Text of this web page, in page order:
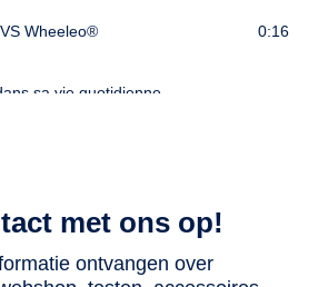
Wheeleo® 0:16
sa vie quotidienne
met ons op!
ontvangen over